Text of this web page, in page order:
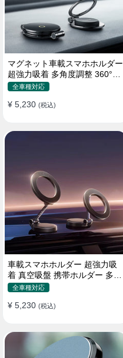
マグネット車載スマホホルダー
超強力吸着 多角度調整 360°回
転な台座 車用ホルダー 折りた
全機種対応
全車種対応
¥ 5,230 (税込)
車載スマホホルダー 超強力吸
着 真空吸盤 携帯ホルダー 多角
度調整 360°回転な台座 車用ホ
カー用品 全機種対応
全車種対応
¥ 5,230 (税込)